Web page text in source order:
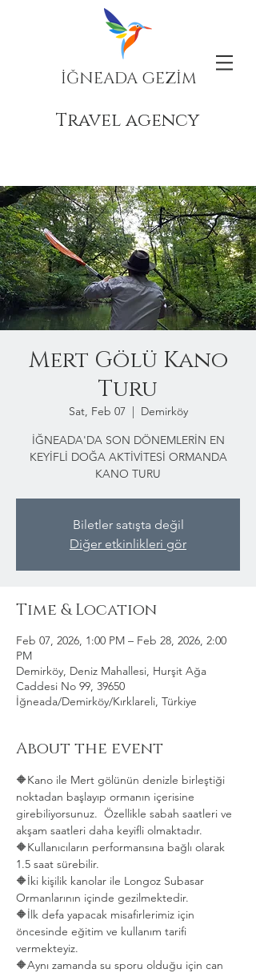
İĞNEADA GEZİM
Travel agency
Mert Gölü Kano
Turu
Sat, Feb 07
  |
Demirköy
İĞNEADA'DA SON DÖNEMLERİN EN
KEYİFLİ DOĞA AKTİVİTESİ ORMANDA
KANO TURU
Biletler satışta değil
Diğer etkinlikleri gör
Time & Location
Feb 07, 2026, 1:00 PM – Feb 28, 2026, 2:00
PM
Demirköy, Deniz Mahallesi, Hurşit Ağa
Caddesi No 99, 39650
İğneada/Demirköy/Kırklareli, Türkiye
About the event
🔶Kano ile Mert gölünün denizle birleştiği
noktadan başlayıp ormanın içerisine
girebiliyorsunuz.  Özellikle sabah saatleri ve
akşam saatleri daha keyifli olmaktadır.
🔶Kullanıcıların performansına bağlı olarak
1.5 saat sürebilir.
🔶İki kişilik kanolar ile Longoz Subasar
Ormanlarının içinde gezilmektedir.
🔶İlk defa yapacak misafirlerimiz için
öncesinde eğitim ve kullanım tarifi
vermekteyiz.
🔶Aynı zamanda su sporu olduğu için can